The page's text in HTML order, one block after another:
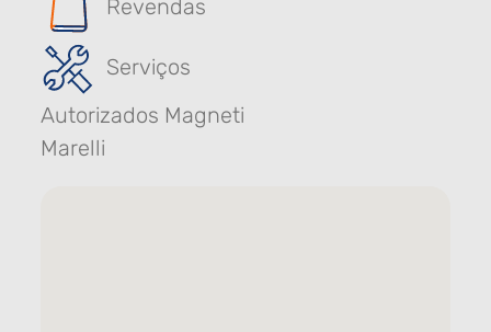
Revendas
Serviços
Autorizados Magneti
Marelli